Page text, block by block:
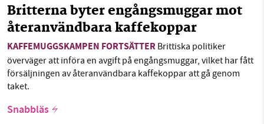
Britterna byter engångsmuggar mot
återanvändbara kaffekoppar
KAFFEMUGGSKAMPEN FORTSÄTTER Brittiska politiker
överväger att införa en avgift på engångsmuggar, vilket har fått
försäljningen av återanvändbara kaffekoppar att gå genom
taket.
Snabbläs